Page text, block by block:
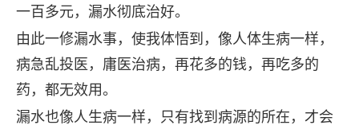
一百多元，漏水彻底治好。
由此一修漏水事，使我体悟到，像人体生病一样，
病急乱投医，庸医治病，再花多的钱，再吃多的
药，都无效用。
漏水也像人生病一样，只有找到病源的所在，才会